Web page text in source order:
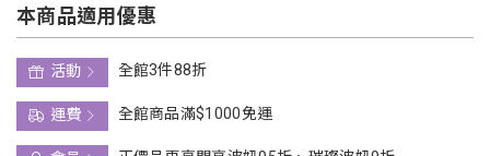
本商品適用優惠
活動
全館3件88折
運費
全館商品滿$1000免運